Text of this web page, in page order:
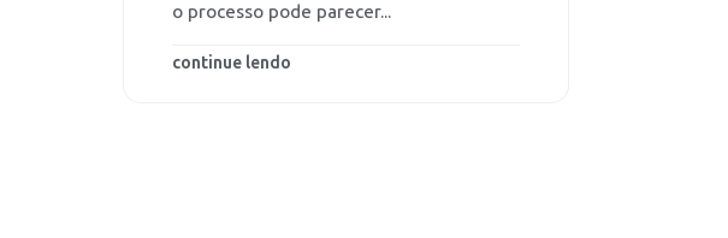
o processo pode parecer...
continue lendo